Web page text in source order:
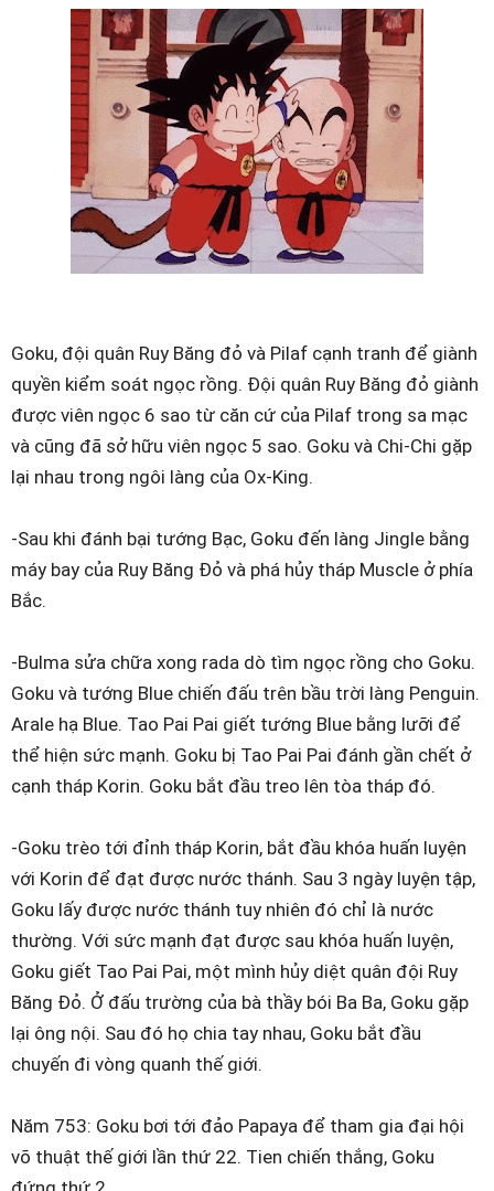
Goku, đội quân Ruy Băng đỏ và Pilaf cạnh tranh để giành
quyền kiểm soát ngọc rồng. Đội quân Ruy Băng đỏ giành
được viên ngọc 6 sao từ căn cứ của Pilaf trong sa mạc
và cũng đã sở hữu viên ngọc 5 sao. Goku và Chi-Chi gặp
lại nhau trong ngôi làng của Ox-King.
-Sau khi đánh bại tướng Bạc, Goku đến làng Jingle bằng
máy bay của Ruy Băng Đỏ và phá hủy tháp Muscle ở phía
Bắc.
-Bulma sửa chữa xong rada dò tìm ngọc rồng cho Goku.
Goku và tướng Blue chiến đấu trên bầu trời làng Penguin.
Arale hạ Blue. Tao Pai Pai giết tướng Blue bằng lưỡi để
thể hiện sức mạnh. Goku bị Tao Pai Pai đánh gần chết ở
cạnh tháp Korin. Goku bắt đầu treo lên tòa tháp đó.
-Goku trèo tới đỉnh tháp Korin, bắt đầu khóa huấn luyện
với Korin để đạt được nước thánh. Sau 3 ngày luyện tập,
Goku lấy được nước thánh tuy nhiên đó chỉ là nước
thường. Với sức mạnh đạt được sau khóa huấn luyện,
Goku giết Tao Pai Pai, một mình hủy diệt quân đội Ruy
Băng Đỏ. Ở đấu trường của bà thầy bói Ba Ba, Goku gặp
lại ông nội. Sau đó họ chia tay nhau, Goku bắt đầu
chuyến đi vòng quanh thế giới.
Năm 753: Goku bơi tới đảo Papaya để tham gia đại hội
võ thuật thế giới lần thứ 22. Tien chiến thắng, Goku